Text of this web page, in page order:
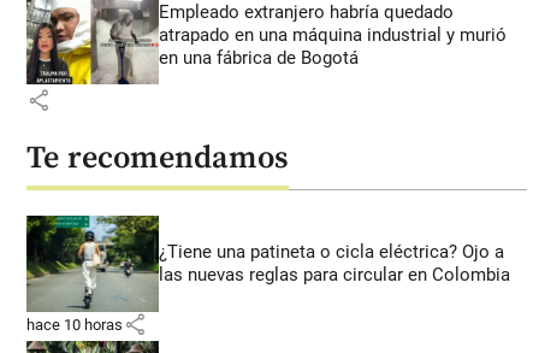
Empleado extranjero habría quedado
atrapado en una máquina industrial y murió
en una fábrica de Bogotá
share
Te recomendamos
¿Tiene una patineta o cicla eléctrica? Ojo a
las nuevas reglas para circular en Colombia
hace 10 horas share